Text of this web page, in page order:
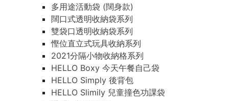
多用途活動袋 (闊身款)
闊口式透明收納袋系列
雙袋口透明收納袋系列
慳位直立式玩具收納系列
2021分隔小物收納格系列
HELLO Boxy 今天午餐自己袋
HELLO Simply 後背包
HELLO Slimily 兒童撞色功課袋